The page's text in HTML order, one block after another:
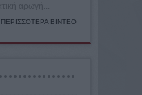
αρωγή...
ΠΕΡΙΣΣΟΤΕΡΑ ΒΙΝΤΕΟ